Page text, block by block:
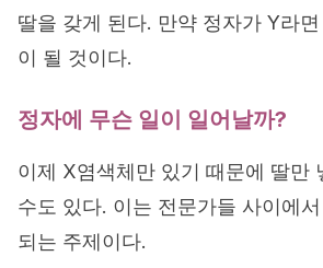
딸을 갖게 된다. 만약 정자가 Y라
이 될 것이다.
정자에 무슨 일이 일어날까?
이제 X염색체만 있기 때문에 딸만
수도 있다. 이는 전문가들 사이에
되는 주제이다.